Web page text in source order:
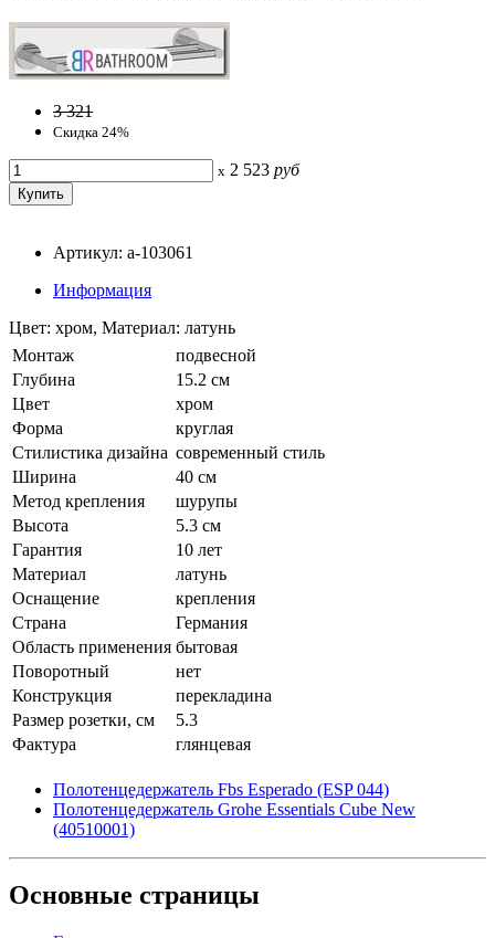
3 321
Скидка 24%
x 2 523 руб
Артикул: a-103061
Информация
Цвет: хром, Материал: латунь
Монтаж
подвесной
Глубина
15.2 см
Цвет
хром
Форма
круглая
Стилистика дизайна современный стиль
Ширина
40 см
Метод крепления
шурупы
Высота
5.3 см
Гарантия
10 лет
Материал
латунь
Оснащение
крепления
Страна
Германия
Область применения бытовая
Поворотный
нет
Конструкция
перекладина
Размер розетки, см
5.3
Фактура
глянцевая
Полотенцедержатель Fbs Esperado (ESP 044)
Полотенцедержатель Grohe Essentials Cube New
(40510001)
Основные страницы